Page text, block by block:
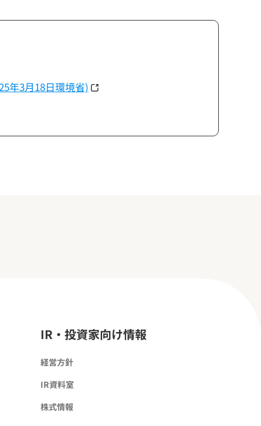
年3月18日環境省)
IR・投資家向け情報
経営方針
IR資料室
株式情報